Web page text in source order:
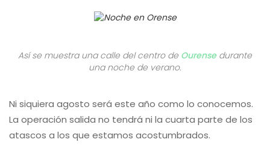
Así se muestra una calle del centro de Ourensedurante
una noche de verano.
Ni siquiera agosto será este año como lo conocemos.
La operación salida no tendrá ni la cuarta parte de los
atascos a los que estamos acostumbrados.